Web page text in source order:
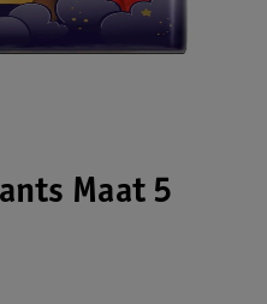
Maat 5